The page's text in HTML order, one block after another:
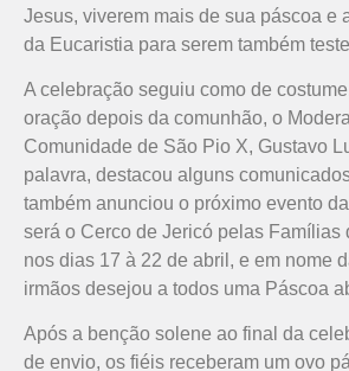
Jesus, viverem mais de sua páscoa e
da Eucaristia para serem também
A celebração seguiu como de
oração depois da comunhão, o
Comunidade de São Pio X, Gustavo
palavra, destacou alguns
também anunciou o próximo evento
será o Cerco de Jericó pelas Famílias
nos dias 17 à 22 de abril, e em nome
irmãos desejou a todos uma Páscoa
Após a benção solene ao final da
de envio, os fiéis receberam um ovo